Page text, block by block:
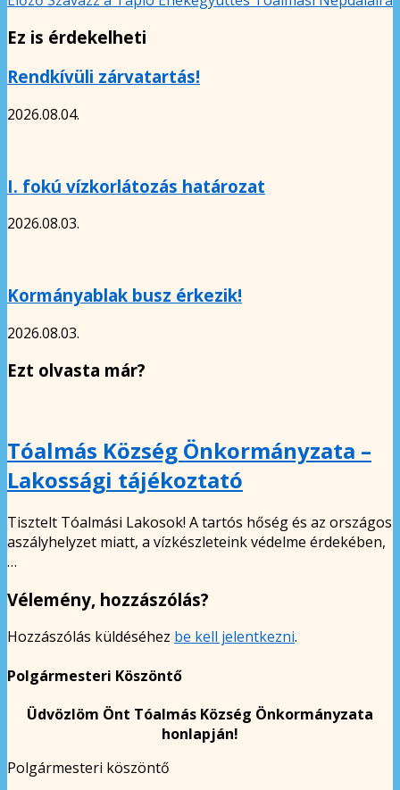
Ez is érdekelheti
Rendkívüli zárvatartás!
2026.08.04.
I. fokú vízkorlátozás határozat
2026.08.03.
Kormányablak busz érkezik!
2026.08.03.
Ezt olvasta már?
Tóalmás Község Önkormányzata –
Lakossági tájékoztató
Tisztelt Tóalmási Lakosok! A tartós hőség és az országos
aszályhelyzet miatt, a vízkészleteink védelme érdekében,
…
Vélemény, hozzászólás?
Hozzászólás küldéséhez be kell jelentkezni.
Polgármesteri Köszöntő
Üdvözlöm Önt Tóalmás Község Önkormányzata
honlapján!
Polgármesteri köszöntő